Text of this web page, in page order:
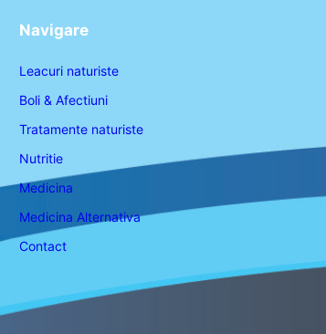
Navigare
Leacuri naturiste
Boli & Afectiuni
Tratamente naturiste
Nutritie
Medicina
Medicina Alternativa
Contact